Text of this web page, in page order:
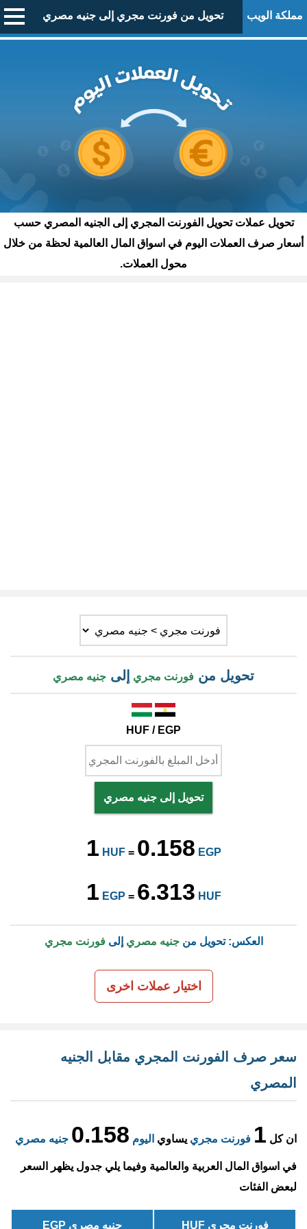
مملكة الويب تحويل من فورنت مجري إلى جنيه مصري
تحويل عملات تحويل الفورنت المجري إلى الجنيه المصري حسب
أسعار صرف العملات اليوم في اسواق المال العالمية لحظة من خلال
محول العملات.
تحويل من فورنت مجري إلى جنيه مصري
HUF / EGP
تحويل إلى جنيه مصري
1 HUF= 0.158 EGP
1 EGP = 6.313 HUF
العكس: تحويل منجنيه مصري إلىفورنت مجري
اختيار عملات اخرى
سعر صرف الفورنت المجري مقابل الجنيه
المصري
ان كل 1 فورنت مجري يساوي اليوم 0.158 جنيه مصري
في اسواق المال العربية والعالمية وفيما يلي جدول يظهر السعر
لبعض الفئات
فورنت مجري HUF جنيه مصري EGP